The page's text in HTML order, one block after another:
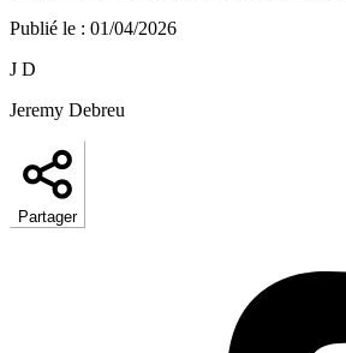
Publié le : 01/04/2026
J D
Jeremy Debreu
Partager